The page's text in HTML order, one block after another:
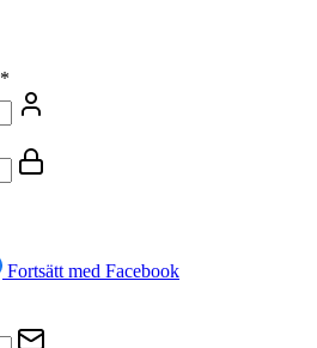
*
Fortsätt med Facebook